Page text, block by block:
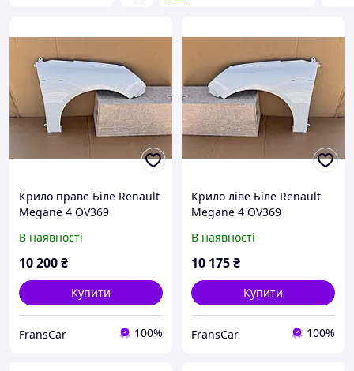
Крило праве Біле Renault
Megane 4 OV369
В наявності
10 200₴
Купити
FransCar 100%
Крило ліве Біле Renault
Megane 4 OV369
В наявності
10 175₴
Купити
FransCar 100%